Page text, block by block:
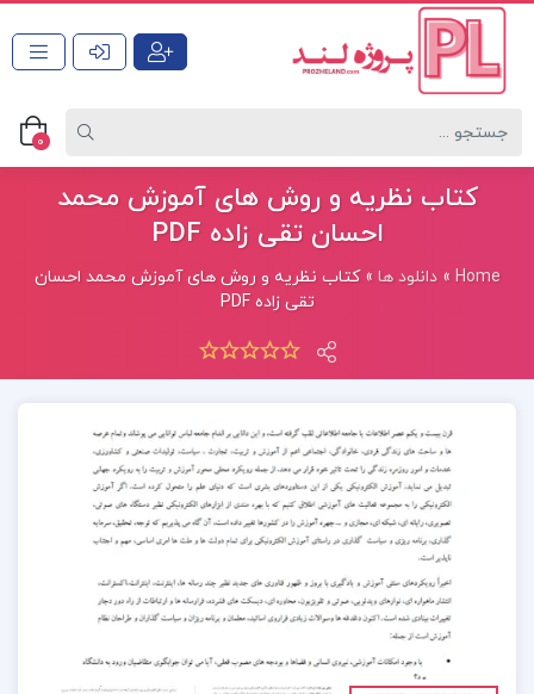
0
کتاب نظریه و روش های آموزش محمد
احسان تقی زاده PDF
Home
»دانلود ها »کتاب نظریه و روش های آموزش محمد احسان
تقی زاده PDF